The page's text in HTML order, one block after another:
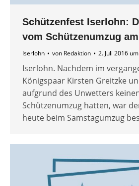
Schützenfest Iserlohn:
vom Schützenumzug
Iserlohn von Redaktion 2. Juli 2016
Iserlohn. Nachdem im
Königspaar Kirsten Greitzke
aufgrund des Unwetters
Schützenumzug hatten, war
heute beim Samstagumzug